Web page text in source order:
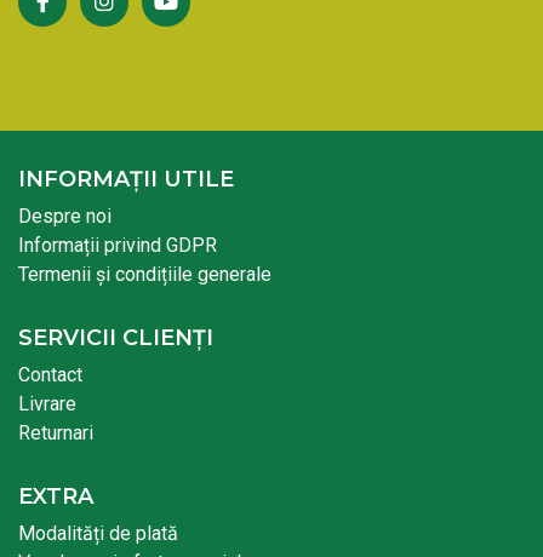
INFORMAȚII UTILE
Despre noi
Informații privind GDPR
Termenii și condițiile generale
SERVICII CLIENȚI
Contact
Livrare
Returnari
EXTRA
Modalități de plată